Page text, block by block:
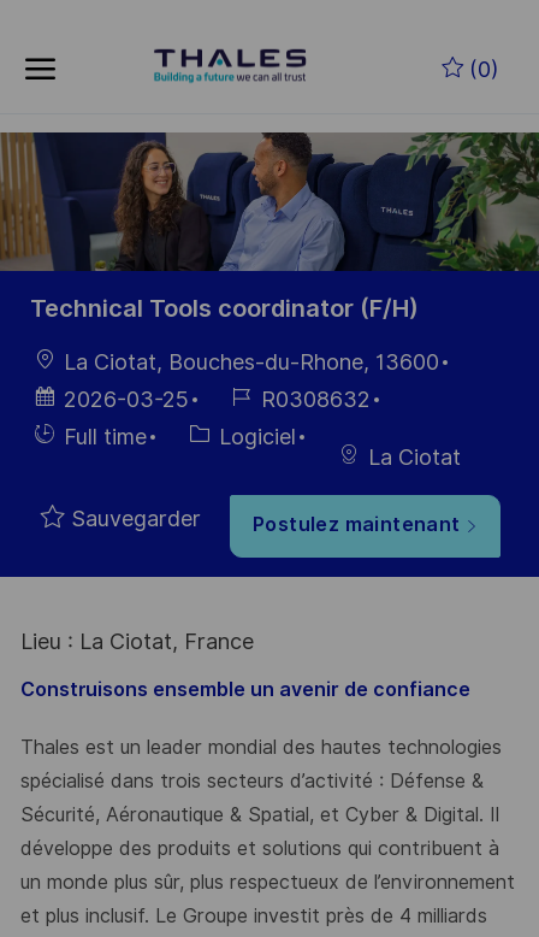
(0)
-
Technical Tools coordinator (F/H)
localisation
La Ciotat, Bouches-du-Rhone, 13600
Date
d’affichage
2026-03-25
Référence
du poste
R0308632
HiringFull time Catégorie
Logiciel
La Ciotat
Sauvegarder Postulez maintenant
Lieu : La Ciotat, France
Construisons ensemble un avenir de confiance
Thales est un leader mondial des hautes technologies
spécialisé dans trois secteurs d’activité : Défense &
Sécurité, Aéronautique & Spatial, et Cyber & Digital. Il
développe des produits et solutions qui contribuent à
un monde plus sûr, plus respectueux de l’environnement
et plus inclusif. Le Groupe investit près de 4 milliards